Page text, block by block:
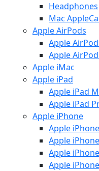
Headphones
Mac
Apple AirPods
Apple
Apple
Apple iMac
Apple iPad
Apple iPad
Apple iPad
Apple iPhone
Apple
Apple
Apple
Apple